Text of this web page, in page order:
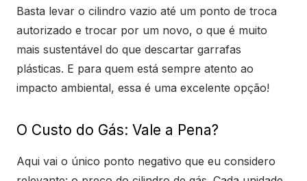
Basta levar o cilindro vazio até um ponto de troca
autorizado e trocar por um novo, o que é muito
mais sustentável do que descartar garrafas
plásticas. E para quem está sempre atento ao
impacto ambiental, essa é uma excelente opção!
O Custo do Gás: Vale a Pena?
Aqui vai o único ponto negativo que eu considero